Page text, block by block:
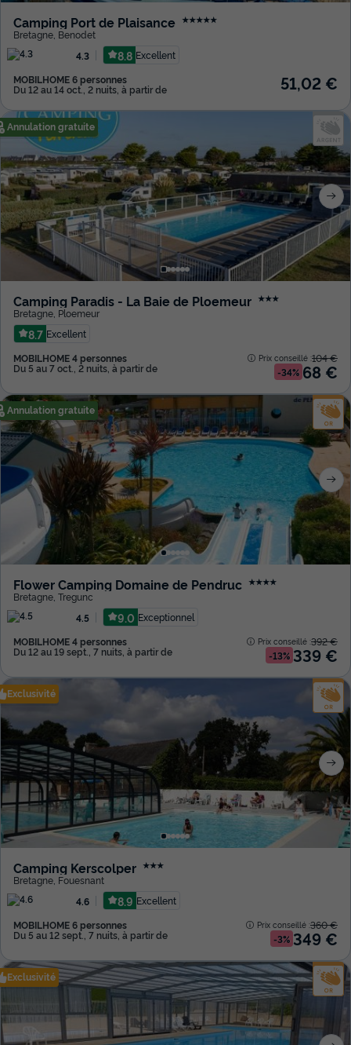
Camping Port de Plaisance ★★★★★
Bretagne Benodet
4.3
8.8 Excellent
MOBILHOME 6 personnes
Du 12 au 14 oct., 2 nuits, à partir de 51,02 €
Annulation gratuite
Camping Paradis - La Baie de Ploemeur ★★★
Bretagne Ploemeur
8.7 Excellent
MOBILHOME 4 personnes
Du 5 au 7 oct., 2 nuits, à partir de
Prix conseillé :104 €
-34% 68 €
Annulation gratuite
Flower Camping Domaine de Pendruc ★★★★
Bretagne Tregunc
4.5
9.0 Exceptionnel
MOBILHOME 4 personnes
Du 12 au 19 sept., 7 nuits, à partir de
Prix conseillé :392 €
-13% 339 €
Exclusivité
Camping Kerscolper ★★★
Bretagne Fouesnant
4.6
8.9 Excellent
MOBILHOME 6 personnes
Du 5 au 12 sept., 7 nuits, à partir de
Prix conseillé :360 €
-3% 349 €
Exclusivité